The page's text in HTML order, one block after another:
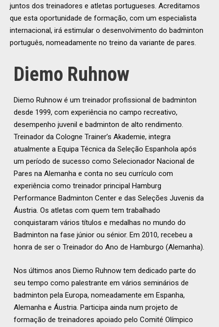
juntos dos treinadores e atletas portugueses. Acreditamos
que esta oportunidade de formação, com um especialista
internacional, irá estimular o desenvolvimento do badminton
português, nomeadamente no treino da variante de pares.
Diemo Ruhnow
Diemo Ruhnow é um treinador profissional de badminton
desde 1999, com experiência no campo recreativo,
desempenho juvenil e badminton de alto rendimento.
Treinador da Cologne Trainer’s Akademie, integra
atualmente a Equipa Técnica da Seleção Espanhola após
um período de sucesso como Selecionador Nacional de
Pares na Alemanha e conta no seu currículo com
experiência como treinador principal Hamburg
Performance Badminton Center e das Seleções Juvenis da
Áustria. Os atletas com quem tem trabalhado
conquistaram vários títulos e medalhas no mundo do
Badminton na fase júnior ou sénior. Em 2010, recebeu a
honra de ser o Treinador do Ano de Hamburgo (Alemanha).
Nos últimos anos Diemo Ruhnow tem dedicado parte do
seu tempo como palestrante em vários seminários de
badminton pela Europa, nomeadamente em Espanha,
Alemanha e Áustria. Participa ainda num projeto de
formação de treinadores apoiado pelo Comité Olímpico